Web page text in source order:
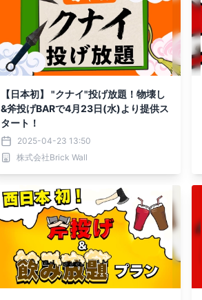
【日本初】 "クナイ"投げ放題！物壊し
&斧投げBARで4月23日(水)より提供ス
タート！
2025-04-23 13:50
株式会社Brick Wall